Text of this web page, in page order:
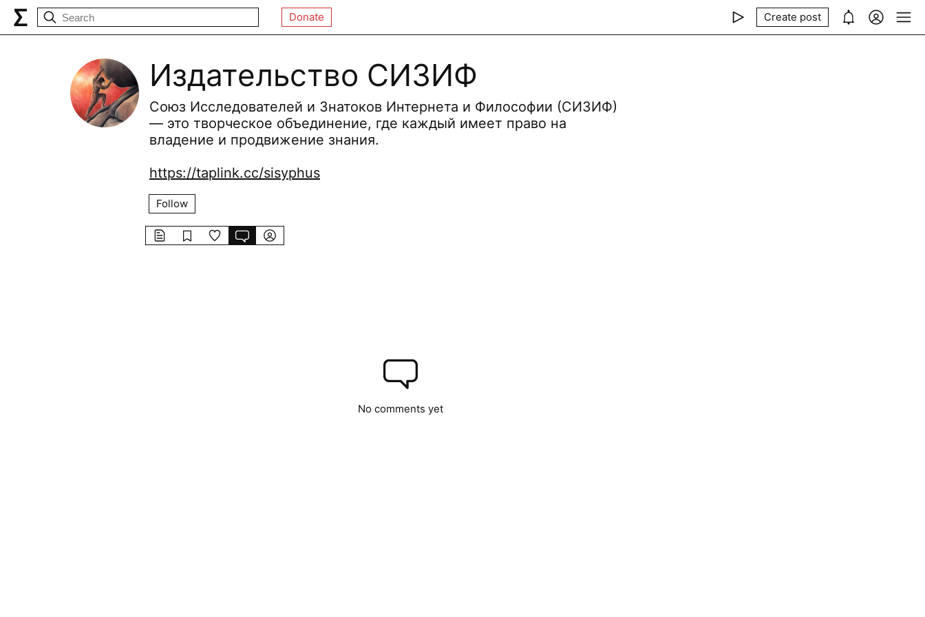
Donate Create post
Издательство СИЗИФ
Союз Исследователей и Знатоков Интернета и Философии (СИЗИФ)
— это творческое объединение, где каждый имеет право на
владение и продвижение знания.
https://taplink.cc/sisyphus
Follow
No comments yet